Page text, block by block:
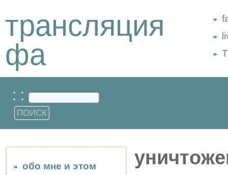
трансляция
фа
: :
обо мне и этом